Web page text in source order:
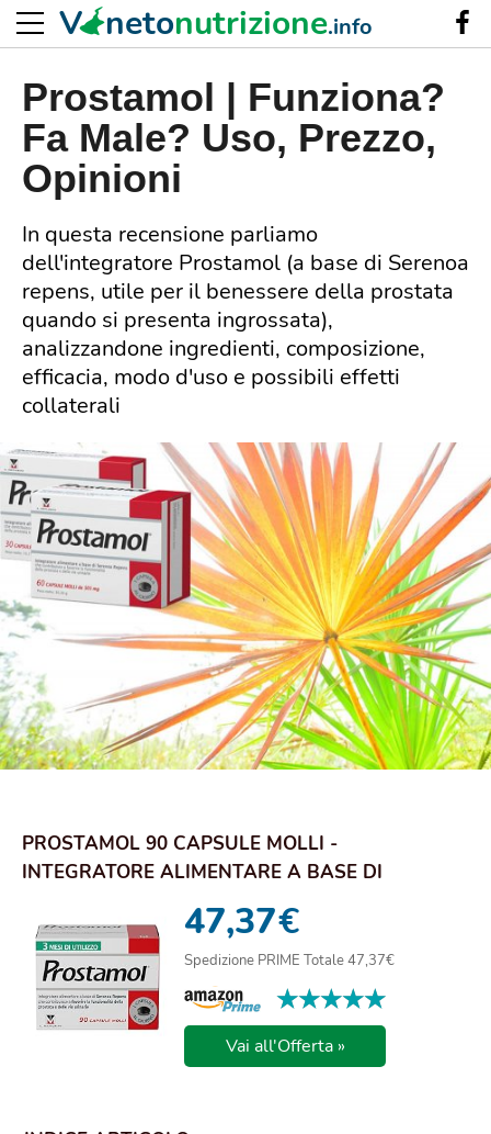
Prostamol | Funziona?
Fa Male? Uso, Prezzo,
Opinioni
In questa recensione parliamo
dell'integratore Prostamol (a base di Serenoa
repens, utile per il benessere della prostata
quando si presenta ingrossata),
analizzandone ingredienti, composizione,
efficacia, modo d'uso e possibili effetti
collaterali
PROSTAMOL 90 CAPSULE MOLLI -
INTEGRATORE ALIMENTARE A BASE DI
47,37€
Spedizione PRIME Totale 47,37€
★★★★★
★★★★★
Vai all'Offerta »
V netonutrizione.info